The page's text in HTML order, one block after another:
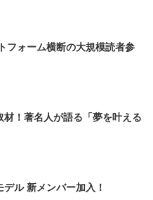
フォーム横断の大規模読者参
材！著名人が語る「夢を叶える
ル 新メンバー加入！